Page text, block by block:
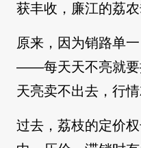
获丰收，廉江的荔农
原来，因为销路单
——每天天不亮就要
天亮卖不出去，行情
过去，荔枝的定价